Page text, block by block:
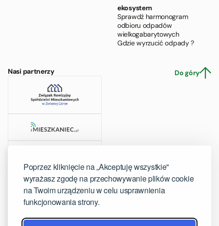
Poprzez kliknięcie na „Akceptuję wszystkie"
wyrażasz zgodę na przechowywanie plików cookie
na Twoim urządzeniu w celu usprawnienia
funkcjonowania strony.
ekosystem
Sprawdź harmonogram
odbioru odpadów
wielkogabarytowych
Gdzie wyrzucić odpady ?
Nasi partnerzy Do góry